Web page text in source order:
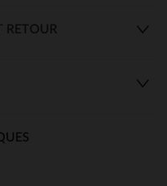
RETOUR